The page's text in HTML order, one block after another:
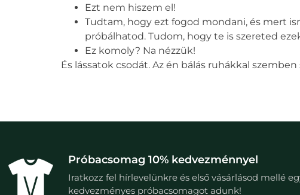
Ezt nem hiszem el!
Tudtam, hogy ezt fogod mondani, és mert
próbálhatod. Tudom, hogy te is szereted
Ez komoly? Na nézzük!
És lássatok csodát. Az én bálás ruhákkal szemben
Próbacsomag 10% kedvezménnyel
Iratkozz fel hírlevelünkre és első vásárlásod mellé
kedvezményes próbacsomagot adunk!